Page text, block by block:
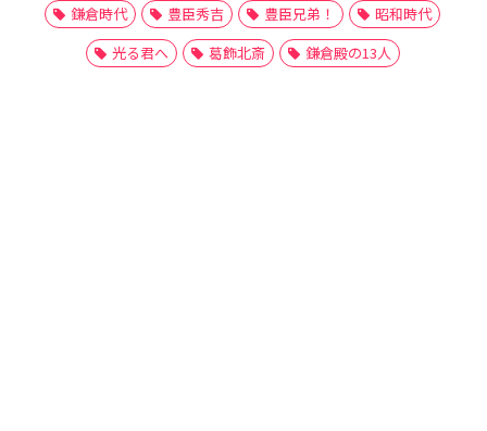
鎌倉時代
豊臣秀吉 豊臣兄弟！
昭和時代
光る君へ
葛飾北斎 鎌倉殿の13人